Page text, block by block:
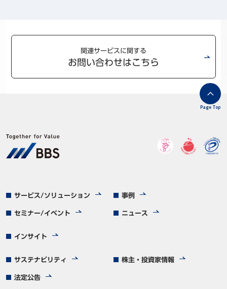
関連サービスに関する
お問い合わせはこちら
サービス/ソリューション 事例
セミナー/イベント ニュース
インサイト
サステナビリティ 株主・投資家情報
法定公告
Page Top